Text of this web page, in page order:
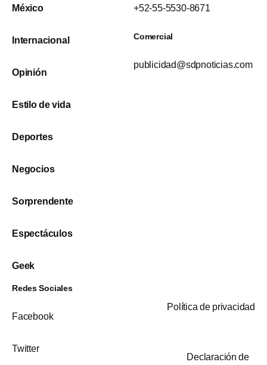
México
Internacional
Opinión
Estilo de vida
Deportes
Negocios
Sorprendente
Espectáculos
Geek
+52-55-5530-8671
Comercial
publicidad@sdpnoticias.com
Redes Sociales
Facebook
Twitter
Política de privacidad
Declaración de